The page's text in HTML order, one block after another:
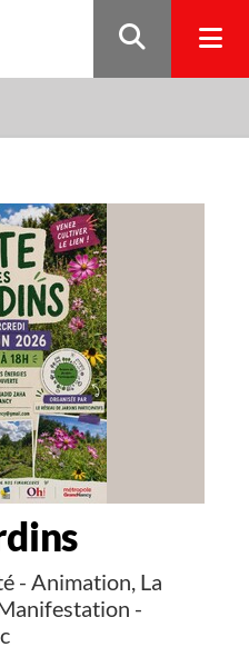
cookies
- Animation, La
-